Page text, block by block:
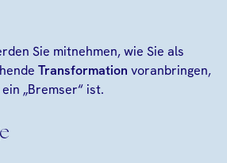
Sie mitnehmen, wie Sie als
Transformation voranbringen,
„Bremser“ ist.